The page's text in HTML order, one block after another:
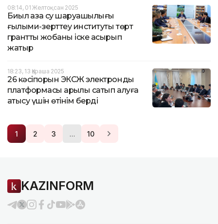
08:14, 01 Желтоқсан 2025
Биыл қазақ су шаруашылығы
ғылыми-зерттеу институты төрт
гранттық жобаны іске асырып
жатыр
18:23, 13 Қараша 2025
26 кәсіпорын ЭКСЖ электрондық
платформасы арқылы сатып алуға
қатысу үшін өтінім берді
1 2 3 … 10
KAZINFORM